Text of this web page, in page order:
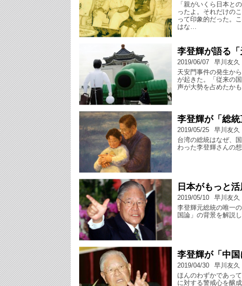
「親がいくら日本と
ったよ。それだけの
って印象的だった。
はな…
李登輝が語る
2019/06/07
早川友久
天安門事件の発生か
が起きた。「従来の
声が大勢を占めたか
李登輝が「総
2019/05/25
早川友久
台湾の総統はなぜ、
わった李登輝さんの
日本がもっと
2019/05/10
早川友久
李登輝元総統の唯一
国論」の背景を解説
李登輝が「中
2019/04/30
早川友久
ほんのわずかであっ
に対する警戒心を醸